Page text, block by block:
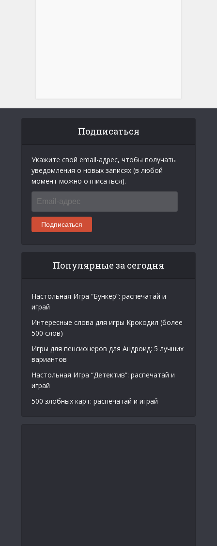
Подписаться
Укажите свой email-адрес, чтобы получать
уведомления о новых записях (в любой
момент можно отписаться).
адрес
Подписаться
Популярные за сегодня
Настольная Игра “Бункер”: распечатай и
играй
Интересные слова для игры Крокодил (более
500 слов)
Игры для пенсионеров для Андроид: 5 лучших
вариантов
Настольная Игра “Детектив”: распечатай и
играй
500 злобных карт: распечатай и играй